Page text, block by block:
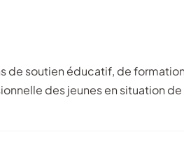
des jeunes en situation de